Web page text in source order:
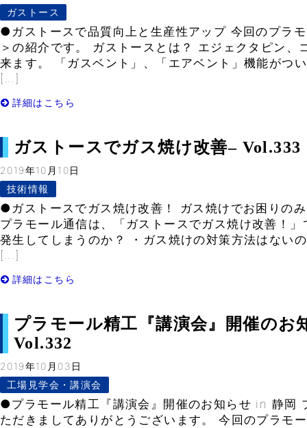
ガストース
●ガストースで品質向上と生産性アップ 今回のプラ
＞の紹介です。 ガストースとは？ エジェクタピン、
来ます。 「ガスベント」、「エアベント」機能がつ
[…]
詳細はこちら
ガストースでガス焼け改善– Vol.333
2019年10月10日
技術情報
●ガストースでガス焼け改善！ ガス焼けでお困りの
プラモール通信は、「ガストースでガス焼け改善！
発生してしまうのか？ ・ガス焼けの対策方法はない
[…]
詳細はこちら
プラモール精工『講演会』開催のお
Vol.332
2019年10月03日
工場見学会・講演会
●プラモール精工『講演会』開催のお知らせ in 静岡
ただきましてありがとうございます。 今回のプラモ